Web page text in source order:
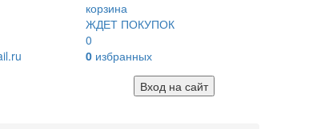
корзина
ЖДЕТ ПОКУПОК
0
0 избранных
Вход на сайт